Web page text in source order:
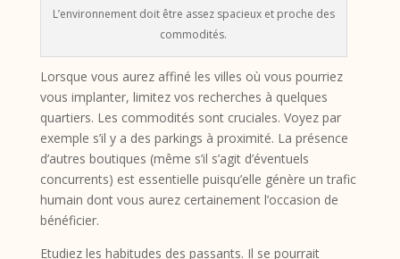
L’environnement doit être assez spacieux et proche des
commodités.
Lorsque vous aurez affiné les villes où vous pourriez
vous implanter, limitez vos recherches à quelques
quartiers. Les commodités sont cruciales. Voyez par
exemple s’il y a des parkings à proximité. La présence
d’autres boutiques (même s’il s’agit d’éventuels
concurrents) est essentielle puisqu’elle génère un trafic
humain dont vous aurez certainement l’occasion de
bénéficier.
Etudiez les habitudes des passants. Il se pourrait